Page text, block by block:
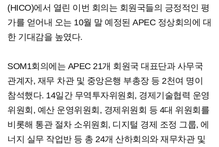
(HICO)에서 열린 이번 회의는 회원국들의 긍정적인 평
가를 얻어내 오는 10월 말 예정된 APEC 정상회의에 대
한 기대감을 높였다.
SOM1회의에는 APEC 21개 회원국 대표단과 사무국
관계자, 재무 차관 및 중앙은행 부총장 등 2천여 명이
참석했다. 14일간 무역투자위원회, 경제기술협력 운영
위원회, 예산 운영위원회, 경제위원회 등 4대 위원회를
비롯해 통관 절차 소위원회, 디지털 경제 조정 그룹, 에
너지 실무 작업반 등 총 24개 산하회의와 재무차관 및